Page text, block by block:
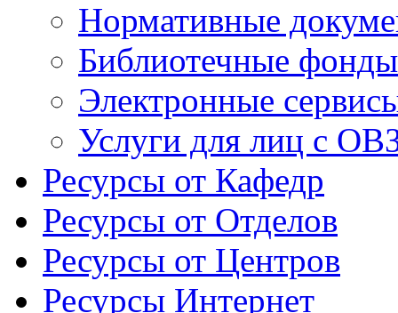
Нормативные
Библиотечные фонды
Электронные
Услуги для лиц с
Ресурсы от Кафедр
Ресурсы от Отделов
Ресурсы от Центров
Ресурсы Интернет